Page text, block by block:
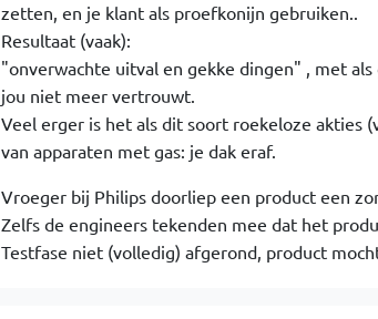
zetten, en je klant als proefkonijn gebruiken..
Resultaat (vaak):
"onverwachte uitval en gekke dingen" , met
jou niet meer vertrouwt.
Veel erger is het als dit soort roekeloze akties
van apparaten met gas: je dak eraf.
Vroeger bij Philips doorliep een product een
Zelfs de engineers tekenden mee dat het
Testfase niet (volledig) afgerond, product